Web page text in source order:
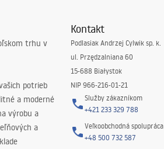
trhu v
potrieb
a moderné
výrobu a
a
Kontakt
Podlasiak Andrzej Cylwik sp. k.
ul. Przędzalniana 60
15-688 Białystok
NIP 966-216-01-21
Služby zákazníkom
+421 233 329 788
Veľkoobchodná spolupráca
+48 500 732 587